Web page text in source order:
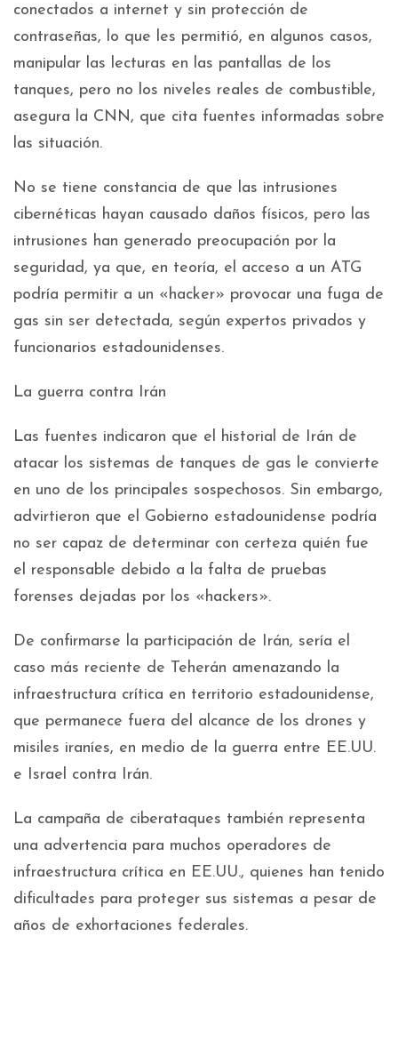
conectados a internet y sin protección de
contraseñas, lo que les permitió, en algunos casos,
manipular las lecturas en las pantallas de los
tanques, pero no los niveles reales de combustible,
asegura la CNN, que cita fuentes informadas sobre
las situación.
No se tiene constancia de que las intrusiones
cibernéticas hayan causado daños físicos, pero las
intrusiones han generado preocupación por la
seguridad, ya que, en teoría, el acceso a un ATG
podría permitir a un «hacker» provocar una fuga de
gas sin ser detectada, según expertos privados y
funcionarios estadounidenses.
La guerra contra Irán
Las fuentes indicaron que el historial de Irán de
atacar los sistemas de tanques de gas le convierte
en uno de los principales sospechosos. Sin embargo,
advirtieron que el Gobierno estadounidense podría
no ser capaz de determinar con certeza quién fue
el responsable debido a la falta de pruebas
forenses dejadas por los «hackers».
De confirmarse la participación de Irán, sería el
caso más reciente de Teherán amenazando la
infraestructura crítica en territorio estadounidense,
que permanece fuera del alcance de los drones y
misiles iraníes, en medio de la guerra entre EE.UU.
e Israel contra Irán.
La campaña de ciberataques también representa
una advertencia para muchos operadores de
infraestructura crítica en EE.UU., quienes han tenido
dificultades para proteger sus sistemas a pesar de
años de exhortaciones federales.